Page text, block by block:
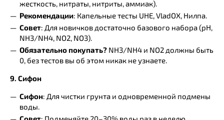
жесткость, нитраты, нитриты, аммиак).
Рекомендации: Капельные тесты UHE, VladOX, Нилпа.
Совет: Для новичков достаточно базового набора (pH,
NH3/NH4, NO2, NO3).
Обязательно покупать? NH3/NH4 и NO2 должны быть
0, без тестов вы об этом никак не узнаете.
9. Сифон
Сифон: Для чистки грунта и одновременной подмены
воды.